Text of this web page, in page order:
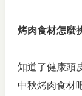
烤肉食材怎麼
知道了健康頭
中秋烤肉食材